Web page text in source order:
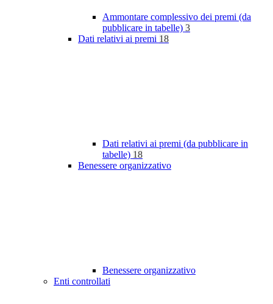
Ammontare complessivo dei premi (da
pubblicare in tabelle) 3
Dati relativi ai premi 18
Dati relativi ai premi (da pubblicare in
tabelle) 18
Benessere organizzativo
Benessere organizzativo
Enti controllati